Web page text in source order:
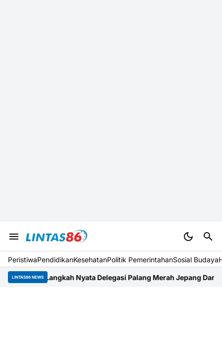
PeristiwaPendidikanKesehatanPolitik PemerintahanSosial Budaya
LINTAS86 NEWSNyata Delegasi Palang Merah Jepang Dampingi